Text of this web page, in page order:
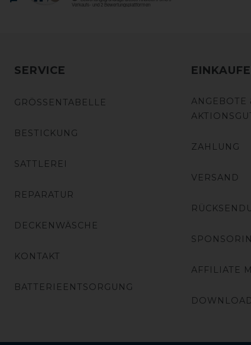
SERVICE
GRÖSSENTABELLE
BESTICKUNG
SATTLEREI
REPARATUR
DECKENWÄSCHE
KONTAKT
BATTERIEENTSORGUNG
ANGEBOTE
ZAHLUNG
VERSAND
AFFILIATE